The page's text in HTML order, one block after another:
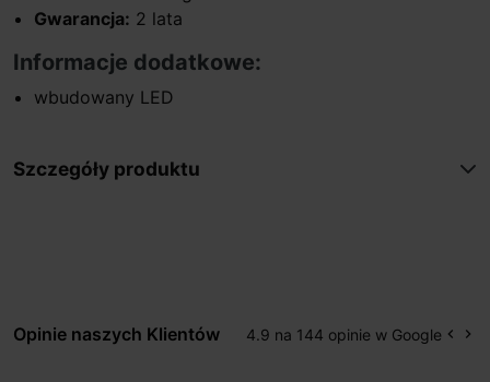
Gwarancja: 2 lata
Informacje dodatkowe:
wbudowany LED
Szczegóły produktu
Opinie naszych Klientów 4.9 na 144 opinie w Google keyboard_arrow_left keyboard_arrow_right